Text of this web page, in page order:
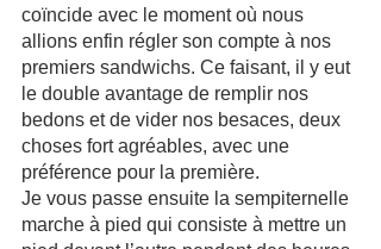
coïncide avec le moment où nous
allions enfin régler son compte à nos
premiers sandwichs. Ce faisant, il y eut
le double avantage de remplir nos
bedons et de vider nos besaces, deux
choses fort agréables, avec une
préférence pour la première.
Je vous passe ensuite la sempiternelle
marche à pied qui consiste à mettre un